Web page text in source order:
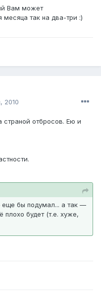
Вам может
месяца так на два-три :)
2010
страной отбросов. Ею и
бы подумал... а так —
плохо будет (т.е. хуже,